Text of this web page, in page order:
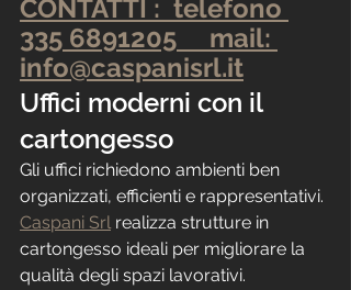
CONTATTI :  telefono
335 6891205     mail:
info@caspanisrl.it
Uffici moderni con il
cartongesso
Gli uffici richiedono ambienti ben
organizzati, efficienti e rappresentativi.
Caspani Srl realizza strutture in
cartongesso ideali per migliorare la
qualità degli spazi lavorativi.